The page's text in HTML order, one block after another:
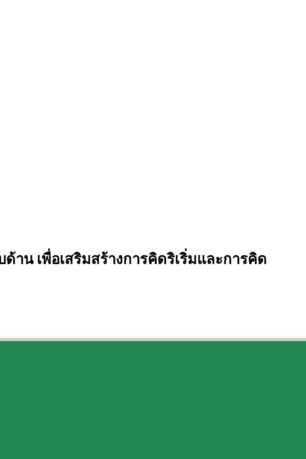
น เพื่อเสริมสร้างการคิดริเริ่มและการคิด